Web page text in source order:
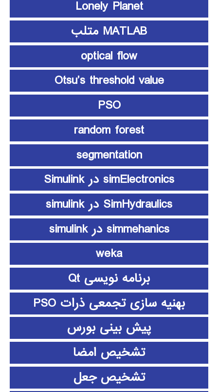
Lonely Planet
MATLAB متلب
optical flow
Otsu’s threshold value
PSO
random forest
segmentation
simElectronics در Simulink
SimHydraulics در simulink
simmehanics در simulink
weka
برنامه نویسی Qt
بهنیه سازی تجمعی ذرات PSO
پیش بینی بورس
تشخیص امضا
تشخیص جعل